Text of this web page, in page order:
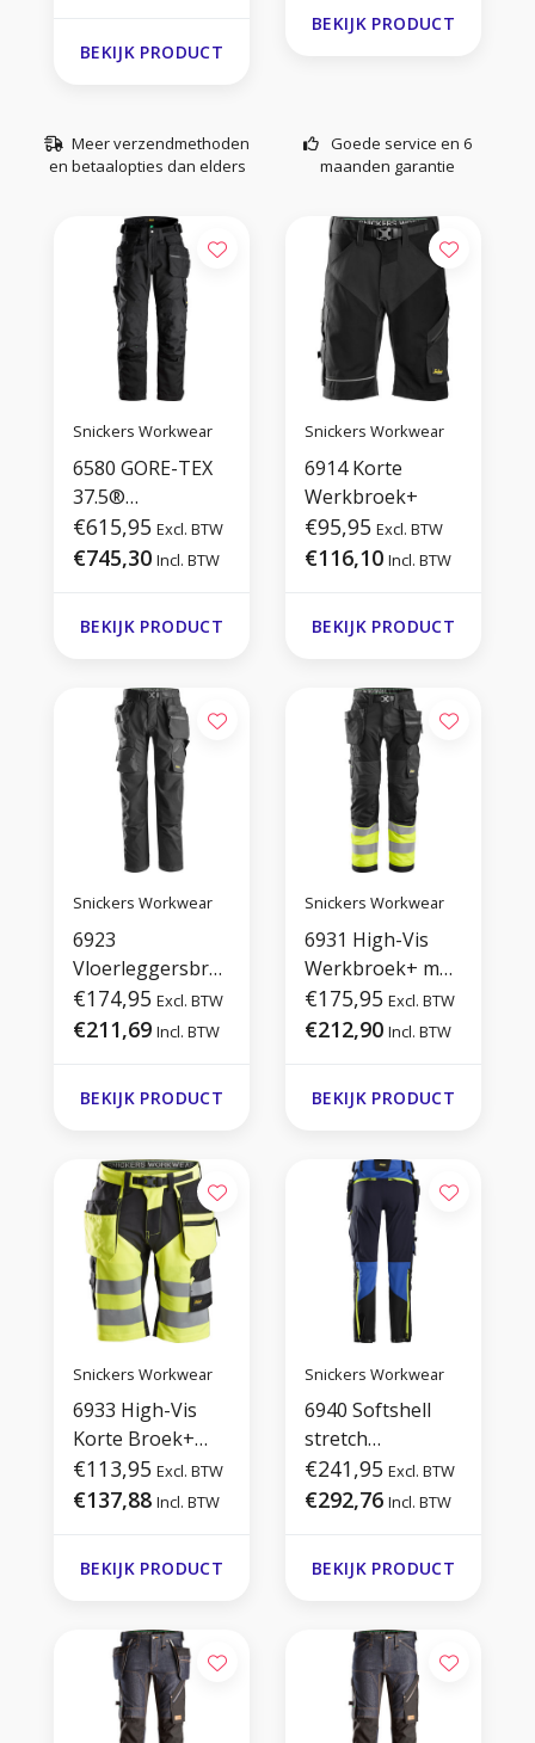
BEKIJK PRODUCT
BEKIJK PRODUCT
Meer verzendmethoden
en betaalopties dan elders
Goede service en 6
maanden garantie
Snickers Workwear
6580 GORE-TEX
37.5®
Geïsoleerde
Werkbroek+ met
€615,95 Excl. BTW
€745,30 Incl. BTW
BEKIJK PRODUCT
Snickers Workwear
6914 Korte
Werkbroek+
€95,95 Excl. BTW
€116,10 Incl. BTW
BEKIJK PRODUCT
Snickers Workwear
6923
Vloerleggersbro
ek+ met
Holsterzakken
€174,95 Excl. BTW
€211,69 Incl. BTW
BEKIJK PRODUCT
Snickers Workwear
6931 High-Vis
Werkbroek+ met
Holsterzakken,
Klasse 1
€175,95 Excl. BTW
€212,90 Incl. BTW
BEKIJK PRODUCT
Snickers Workwear
6933 High-Vis
Korte Broek+
met
Holsterzakken
€113,95 Excl. BTW
€137,88 Incl. BTW
BEKIJK PRODUCT
Snickers Workwear
6940 Softshell
stretch
Werkbroek+ met
Holsterzakken
€241,95 Excl. BTW
€292,76 Incl. BTW
BEKIJK PRODUCT